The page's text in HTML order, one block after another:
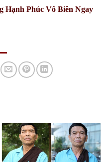
Hạnh Phúc Vô Biên Ngay